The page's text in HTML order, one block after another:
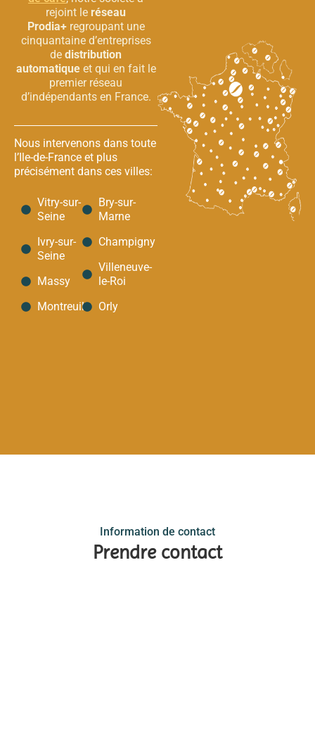
rejoint le réseau
Prodia+regroupant une
cinquantaine d’entreprises
de distribution
automatiqueet qui en fait le
premier réseau
d’indépendants en France.
Nous intervenons dans toute
l’Ile-de-France et plus
précisément dans ces villes:
Vitry-sur-
Seine
Ivry-sur-
Seine
Massy
Montreuil
Bry-sur-
Marne
Champigny
Villeneuve-
le-Roi
Orly
Information de contact
Prendre contact